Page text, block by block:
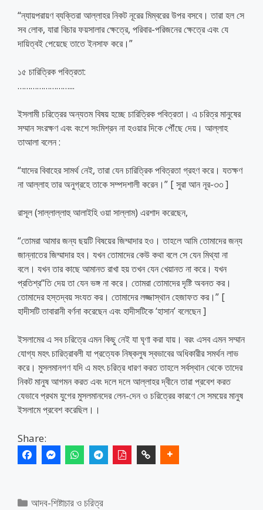
“ন্যায়পরায়ণ ব্যক্তিরা আল্লাহর নিকট নূরের মিম্বরের উপর বসবে। তারা হল সে
সব লোক, যারা বিচার ফয়সালার ক্ষেত্রে, পরিবার-পরিজনের ক্ষেত্রে এবং যে
দায়িত্বই পেয়েছে তাতে ইনসাফ করে।”
১৫ চারিত্রিক পবিত্রতা:
……………………...
ইসলামী চরিত্রের অন্যতম বিষয় হচ্ছে চারিত্রিক পবিত্রতা। এ চরিত্র মানুষের
সম্মান সংরক্ষণ এবং বংশে সংমিশ্রন না হওয়ার দিকে পৌঁছে দেয়। আল্লাহ
তাআলা বলেন :
“যাদের বিবাহের সামর্থ নেই, তারা যেন চারিত্রিক পবিত্রতা গ্রহণ করে। যতক্ষণ
না আল্লাহ তার অনুগ্রহে তাকে সম্পদশালী করেন।” [ সুরা আন নূর-৩৩ ]
রাসূল (সাল্লাল্লাহু আলাইহি ওয়া সাল্লাম) এরশাদ করেছেন,
“তোমরা আমার জন্য ছয়টি বিষয়ের জিম্মাদার হও। তাহলে আমি তোমাদের জন্য
জান্নাতের জিম্মাদার হব। যখন তোমাদের কেউ কথা বলে সে যেন মিথ্যা না
বলে। যখন তার কাছে আমানত রাখা হয় তখন যেন খেয়ানত না করে। যখন
প্রতিশ্র“তি দেয় তা যেন ভঙ্গ না করে। তোমরা তোমাদের দৃষ্টি অবনত কর।
তোমাদের হস্তদ্বয় সংযত কর। তোমাদের লজ্জাস্থান হেজাফত কর।” [
হাদীসটি তাবারানী বর্ণনা করেছেন এবং হাদীসটিকে ‘হাসান’ বলেছেন ]
ইসলামের এ সব চরিত্রে এমন কিছু নেই যা ঘৃণা করা যায়। বরং এসব এমন সম্মান
যোগ্য মহৎ চারিত্রাবলী যা প্রত্যেক নিষ্কলুষ স্বভাবের অধিকারীর সমর্থন লাভ
করে। মুসলমানগণ যদি এ মহৎ চরিত্র ধারণ করত তাহলে সর্বস্থান থেকে তাদের
নিকট মানুষ আগমন করত এবং দলে দলে আল্লাহর দ্বীনে তারা প্রবেশ করত
যেভাবে প্রথম যুগের মুসলমানদের লেন-দেন ও চরিত্রের কারণে সে সময়ের মানুষ
ইসলামে প্রবেশ করেছিল।।
Share:
Categories
আদব-শিষ্টাচার ও চরিত্র